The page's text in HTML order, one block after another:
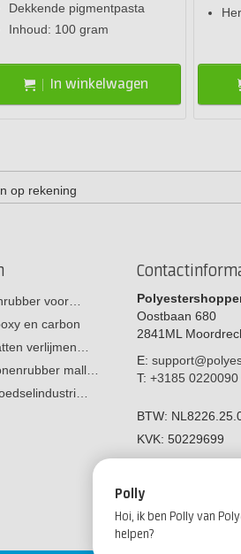
Dekkende pigmentpasta
Inhoud: 100 gram
In winkelwagen
op rekening
voor…
en carbon
verlijmen…
mall…
Oostbaan 680
2841ML
E:
T: +3185 0220090
BTW:
KVK: 50229699
Polly
Hoi, ik ben Polly van
helpen?